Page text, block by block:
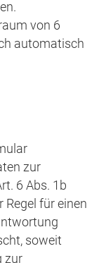
von 6
automatisch
zur
6 Abs. 1b
Regel für einen
soweit
zur